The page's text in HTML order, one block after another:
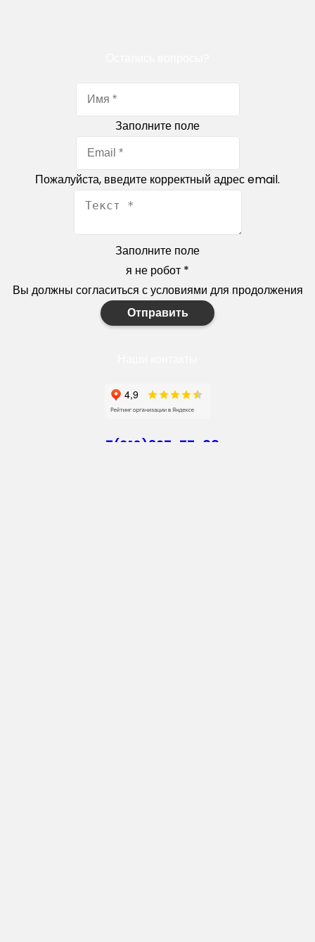
Заполните поле
Пожалуйста, введите корректный адрес email.
Заполните поле
я не робот *
Вы должны согласиться с условиями для продолжения
Отправить
+7(910)327-77-88